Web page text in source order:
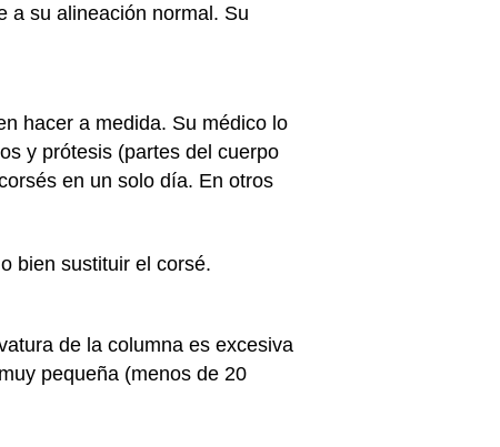
a su alineación normal. Su
hacer a medida. Su médico lo
y prótesis (partes del cuerpo
en un solo día. En otros
bien sustituir el corsé.
de la columna es excesiva
pequeña (menos de 20